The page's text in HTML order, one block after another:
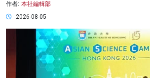
作者: 本社編輯部
2026-08-05